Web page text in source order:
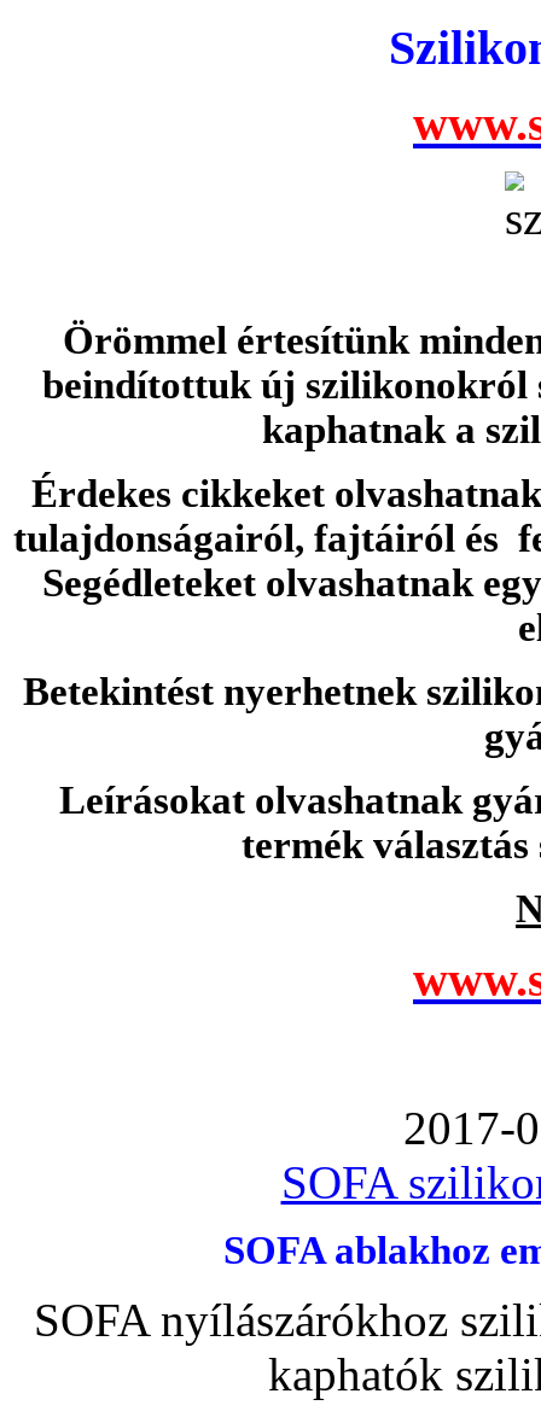
Örömmel értesítünk
beindítottuk új szilikonokról
kaphatnak a
Érdekes cikkeket
tulajdonságairól, fajtáiról és
Segédleteket olvashatnak
Betekintést nyerhetnek
Leírásokat olvashatnak
termék
2017-
SOFA
SOFA ablakhoz
SOFA nyílászárókhoz
kaphatók